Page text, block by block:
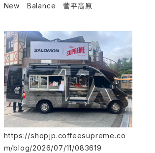
New Balance 菅平高原
https://shopjp.coffeesupreme.co
m/blog/2026/07/11/083619